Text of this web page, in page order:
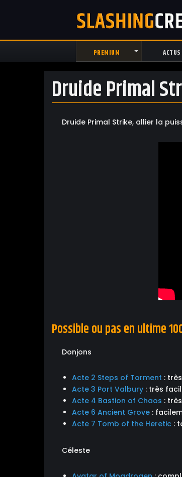
PREMIUM ACTUS
Druide Primal
Druide Primal Strike, allier la
Possible ou pas en ultime
Donjons
Acte 2 Steps of Torment :
Acte 3 Port Valbury : très
Acte 4 Bastion of Chaos :
Acte 6 Ancient Grove :
Acte 7 Tomb of the Heretic :
Céleste